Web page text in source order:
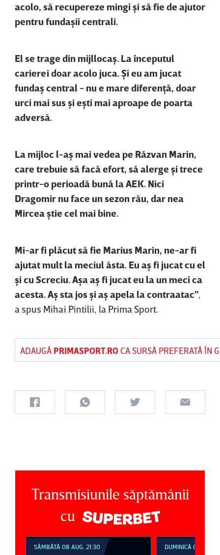
acolo, să recupereze mingi şi să fie de ajutor
pentru fundaşii centrali.
El se trage din mijllocaş. La începutul
carierei doar acolo juca. Şi eu am jucat
fundaş central - nu e mare diferenţă, doar
urci mai sus şi eşti mai aproape de poarta
adversă.
La mijloc l-aş mai vedea pe Răzvan Marin,
care trebuie să facă efort, să alerge şi trece
printr-o perioadă bună la AEK. Nici
Dragomir nu face un sezon rău, dar nea
Mircea ştie cel mai bine.
Mi-ar fi plăcut să fie Marius Marin, ne-ar fi
ajutat mult la meciul ăsta. Eu aş fi jucat cu el
şi cu Screciu. Aşa aş fi jucat eu la un meci ca
acesta. Aş sta jos şi aş apela la contraatac",
a spus Mihai Pintilii, la Prima Sport.
ADAUGĂ PRIMASPORT.ROCA SURSĂ PREFERATĂ ÎN
Transmisiunile săptămânii
cu
SÂMBĂTĂ 08 AUG, 21:30 DUMINICĂ 09 AUG, 18:30